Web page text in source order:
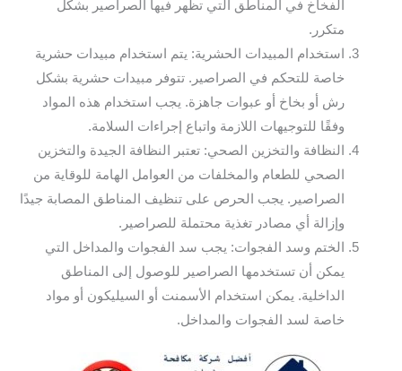
الفخاخ في المناطق التي تظهر فيها الصراصير بشكل
متكرر.
استخدام المبيدات الحشرية: يتم استخدام مبيدات حشرية
خاصة للتحكم في الصراصير. تتوفر مبيدات حشرية بشكل
رش أو بخاخ أو عبوات جاهزة. يجب استخدام هذه المواد
وفقًا للتوجيهات اللازمة واتباع إجراءات السلامة.
النظافة والتخزين الصحي: تعتبر النظافة الجيدة والتخزين
الصحي للطعام والمخلفات من العوامل الهامة للوقاية من
الصراصير. يجب الحرص على تنظيف المناطق المصابة جيدًا
وإزالة أي مصادر تغذية محتملة للصراصير.
الختم وسد الفجوات: يجب سد الفجوات والمداخل التي
يمكن أن تستخدمها الصراصير للوصول إلى المناطق
الداخلية. يمكن استخدام الأسمنت أو السيليكون أو مواد
خاصة لسد الفجوات والمداخل.